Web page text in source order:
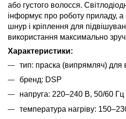
або густого волосся.
інформує про роботу приладу,
шнур і кріплення для
використання максимально
Характеристики:
тип: праска (випрямляч) для
бренд: DSP
напруга: 220–240 В, 50/60 Гц
температура нагріву: